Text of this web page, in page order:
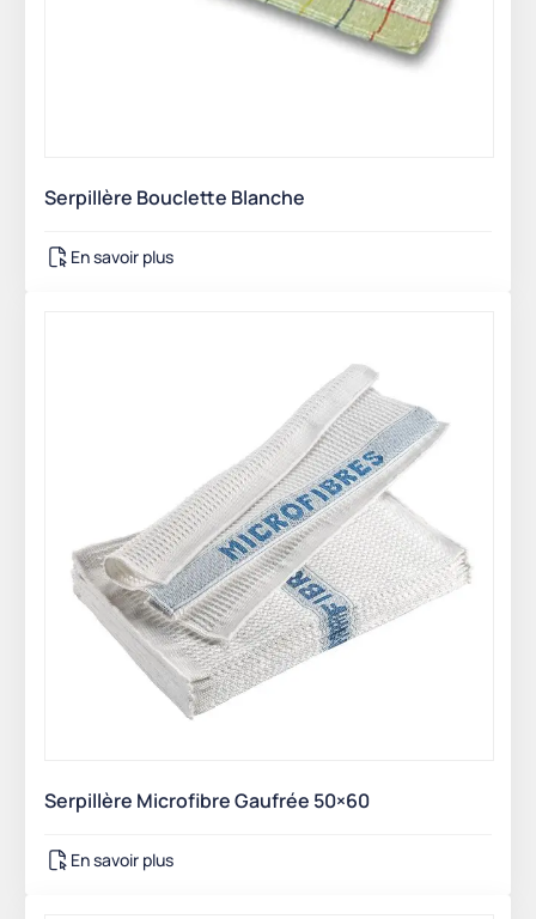
Serpillère Bouclette Blanche
En savoir plus
Serpillère Microfibre Gaufrée 50×60
En savoir plus